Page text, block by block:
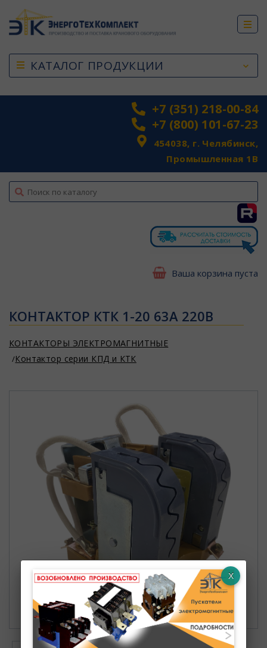
КАТАЛОГ ПРОДУКЦИИ
+7 (351) 218-00-84
+7 (800) 101-67-23
454038, г. Челябинск,
Промышленная 1В
top
Ваша корзина пуста
КОНТАКТОР КТК 1-20 63А 220В
КОНТАКТОРЫ ЭЛЕКТРОМАГНИТНЫЕ
Контактор серии КПД и КТК